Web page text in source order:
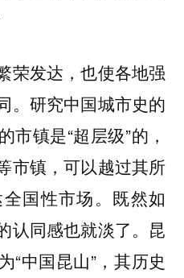
荣发达，也使各地强
。研究中国城市史的
市镇是“超层级”的，
市镇，可以越过其所
国性市场。既然如
认同感也就淡了。昆
“中国昆山”，其历史